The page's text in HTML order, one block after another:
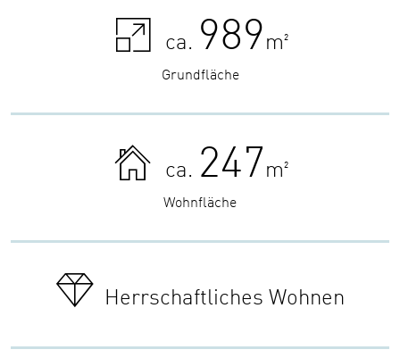
ca. 989m²
Grundfläche
ca. 247m²
Wohnfläche
Herrschaftliches Wohnen